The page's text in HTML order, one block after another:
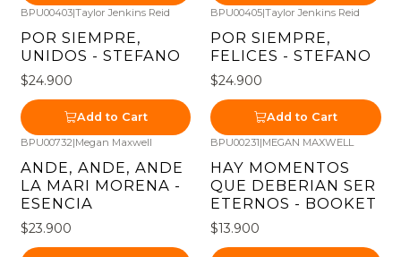
BPU00403|Taylor Jenkins Reid
POR SIEMPRE,
UNIDOS - STEFANO
$24.900
Add to Cart
BPU00405|Taylor Jenkins Reid
POR SIEMPRE,
FELICES - STEFANO
$24.900
Add to Cart
BPU00732|Megan Maxwell
ANDE, ANDE, ANDE
LA MARI MORENA -
ESENCIA
$23.900
BPU00231|MEGAN MAXWELL
HAY MOMENTOS
QUE DEBERIAN SER
ETERNOS - BOOKET
$13.900